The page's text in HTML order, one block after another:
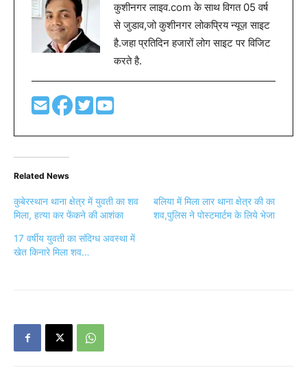
कुशीनगर लाइव.com के साथ विगत 05 वर्ष
से जुडाव,जो कुशीनगर लोकप्रिय न्यूज़ साइट
है.जहा प्रतिदिन हजारों लोग साइट पर विजिट
करते है.
Related News
कुबेरस्थान थाना क्षेत्र में युवती का शव
मिला, हत्या कर फेंकने की आशंका
बलिया में मिला लार थाना क्षेत्र की का
शव,पुलिस ने पोस्टमार्टम के लिये भेजा
17 वर्षीय युवती का संदिग्ध अवस्था में
खेत किनारे मिला शव…